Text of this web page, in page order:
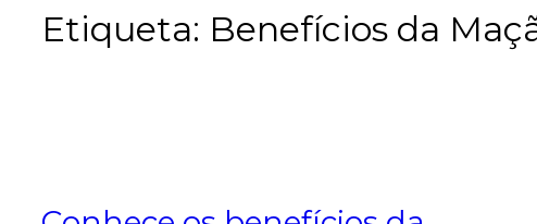
Etiqueta: Benefícios da